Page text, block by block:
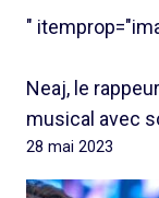
"
Neaj, le
musical avec
28 mai 2023